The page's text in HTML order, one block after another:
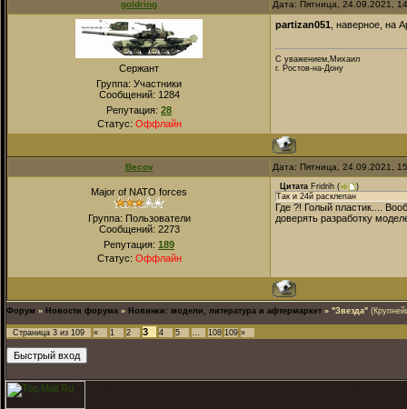
goldring Дата: Пятница, 24.09.2021,
Сержант
Группа: Участники
Сообщений: 1284
Репутация: 28
Статус: Оффлайн
partizan051 , наверное, на
С уважением,Михаил
г. Ростов-на-Дону
Becov Дата: Пятница, 24.09.2021,
Major of NATO forces
Группа: Пользователи
Сообщений: 2273
Репутация: 189
Статус: Оффлайн
Цитата Fridrih (
)
Так и 24й расклепан
Где ?! Голый пластик....
доверять разработку
Форум » Новости форума » Новинки: модели, литература и афтермаркет » "Звезда"
Страница 3 из 109 « 1 2 3 4 5 … 108 109 »